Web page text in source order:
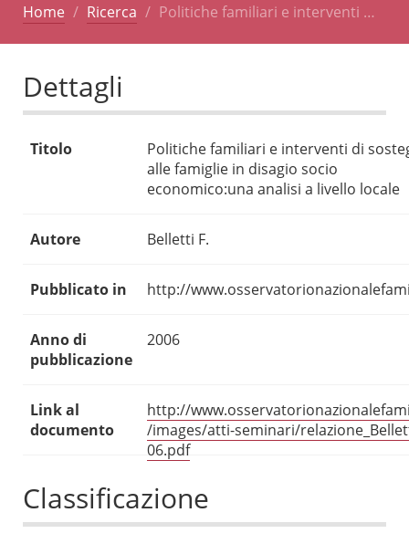
Home Ricerca Politiche familiari e interventi …
Dettagli
Titolo
Politiche familiari e interventi di
alle famiglie in disagio socio
economico:una analisi a livello locale
Autore Belletti F.
Pubblicato in http://
Anno di
pubblicazione
2006
Link al
documento
http://
/images/atti-seminari/
06.pdf
Classificazione